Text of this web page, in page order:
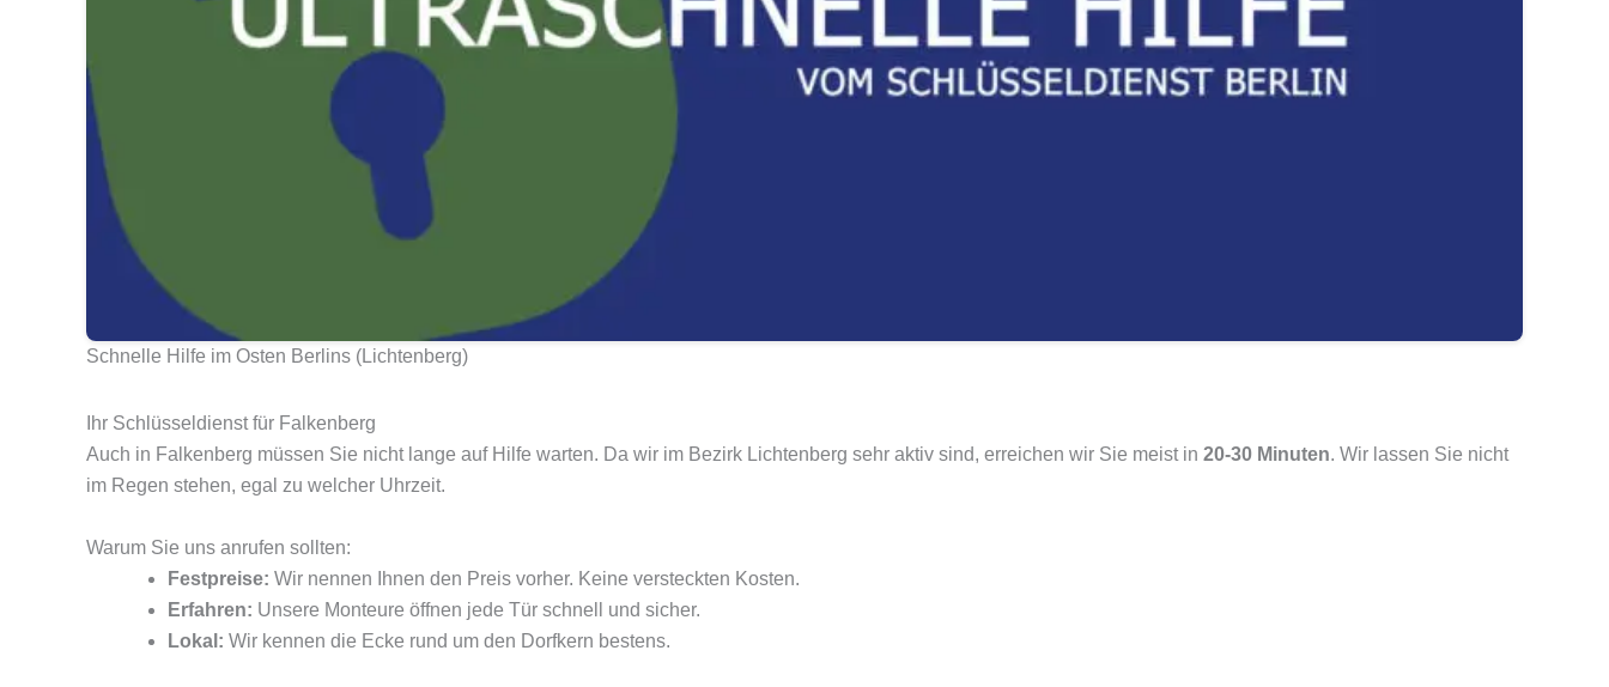
Schnelle Hilfe im Osten Berlins (Lichtenberg)
Ihr Schlüsseldienst für Falkenberg
Auch in Falkenberg müssen Sie nicht lange auf Hilfe warten. Da wir im Bezirk Lichtenberg sehr aktiv sind, erreichen wir Sie meist in 20-30 Minuten. Wir lassen Sie nicht
im Regen stehen, egal zu welcher Uhrzeit.
Warum Sie uns anrufen sollten:
Festpreise: Wir nennen Ihnen den Preis vorher. Keine versteckten Kosten.
Erfahren: Unsere Monteure öffnen jede Tür schnell und sicher.
Lokal: Wir kennen die Ecke rund um den Dorfkern bestens.